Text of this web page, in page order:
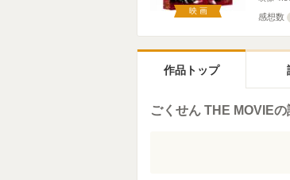
映画
感想数
作品トップ
ごくせん THE MOVIEの